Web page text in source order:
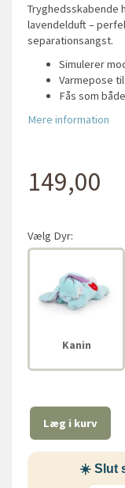
Tryghedsskabende
lavendelduft –
separationsangst.
Simulerer
Varmepose
Fås som
Mere information
149,00
Vælg Dyr:
Kanin
Læg i kurv
☀️ Slut